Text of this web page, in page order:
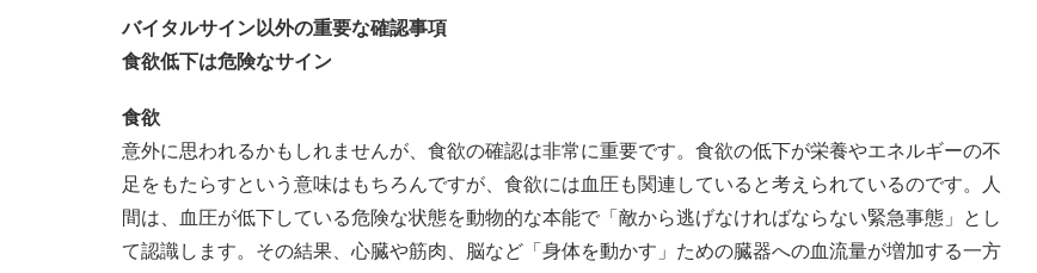
バイタルサイン以外の重要な確認事項
食欲低下は危険なサイン
食欲
意外に思われるかもしれませんが、食欲の確認は非常に重要です。食欲の低下が栄養やエネルギーの不
足をもたらすという意味はもちろんですが、食欲には血圧も関連していると考えられているのです。人
間は、血圧が低下している危険な状態を動物的な本能で「敵から逃げなければならない緊急事態」とし
て認識します。その結果、心臓や筋肉、脳など「身体を動かす」ための臓器への血流量が増加する一方